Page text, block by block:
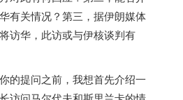
有关情况？第三，据伊朗媒体
访华，此访或与伊核谈判有
提问之前，我想首先介绍一